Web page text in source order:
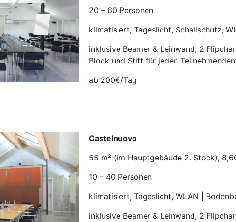
20 – 60 Personen
klimatisiert, Tageslicht, Schallschutz,
inklusive Beamer & Leinwand, 2
Block und Stift für jeden Teilnehmenden
ab 200€/Tag
Castelnuovo
55 m² (im Hauptgebäude 2. Stock),
10 – 40 Personen
klimatisiert, Tageslicht, WLAN |
inklusive Beamer & Leinwand, 2